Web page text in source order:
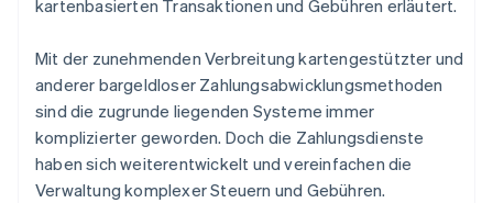
kartenbasierten Transaktionen und Gebühren erläutert.
Mit der zunehmenden Verbreitung kartengestützter und
anderer bargeldloser Zahlungsabwicklungsmethoden
sind die zugrunde liegenden Systeme immer
komplizierter geworden. Doch die Zahlungsdienste
haben sich weiterentwickelt und vereinfachen die
Verwaltung komplexer Steuern und Gebühren.